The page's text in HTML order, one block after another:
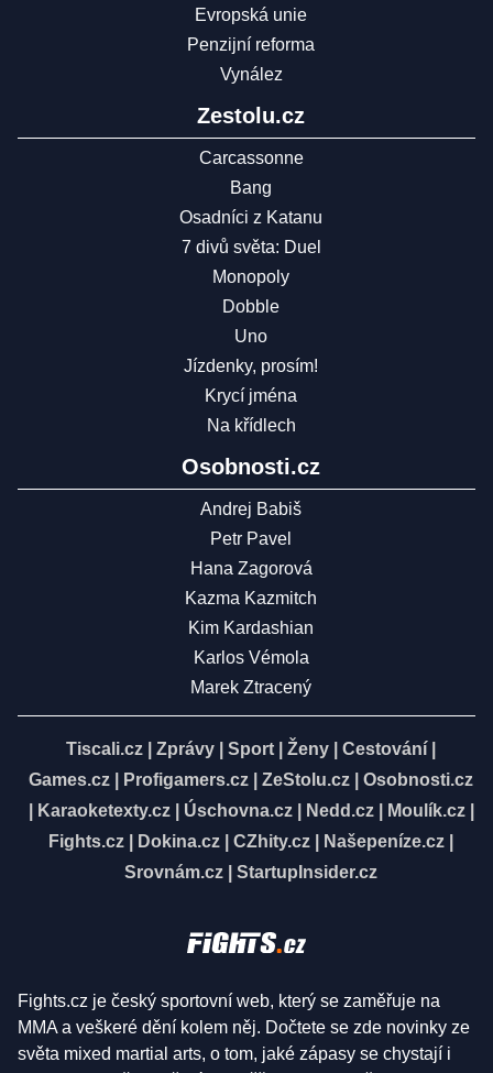
Evropská unie
Penzijní reforma
Vynález
Zestolu.cz
Carcassonne
Bang
Osadníci z Katanu
7 divů světa: Duel
Monopoly
Dobble
Uno
Jízdenky, prosím!
Krycí jména
Na křídlech
Osobnosti.cz
Andrej Babiš
Petr Pavel
Hana Zagorová
Kazma Kazmitch
Kim Kardashian
Karlos Vémola
Marek Ztracený
Tiscali.cz Zprávy Sport Ženy Cestování
Games.cz
Profigamers.cz ZeStolu.cz
Osobnosti.cz
Karaoketexty.cz| Úschovna.cz| Nedd.cz| Moulík.cz|
Fights.cz
Dokina.cz CZhity.cz Našepeníze.cz
Srovnám.cz
StartupInsider.cz
Fights.cz je český sportovní web, který se zaměřuje na
MMA a veškeré dění kolem něj. Dočtete se zde novinky ze
světa mixed martial arts, o tom, jaké zápasy se chystají i